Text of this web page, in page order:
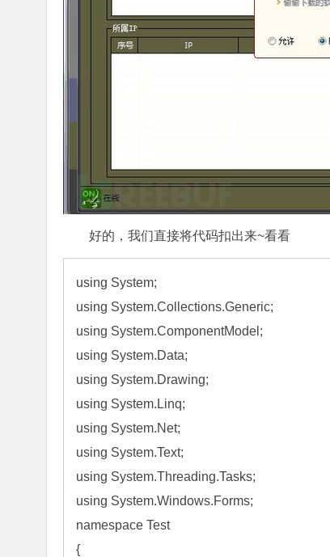
好的，我们直接将代码扣出来~看看
using System;
using System.Collections.Generic;
using System.ComponentModel;
using System.Data;
using System.Drawing;
using System.Linq;
using System.Net;
using System.Text;
using System.Threading.Tasks;
using System.Windows.Forms;
namespace Test
{